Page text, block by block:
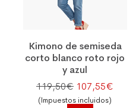
Kimono de semiseda
corto blanco roto rojo
y azul
119,50€ El precio
107,55€ El
(Impuestos incluidos)